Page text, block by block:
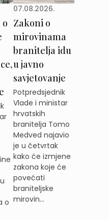
o
07.08.2026.
Zakoni o
mirovinama
branitelja idu
u javno
savjetovanje
Potpredsjednik
Vlade i ministar
hrvatskih
branitelja Tomo
Medved najavio
je u četvrtak
kako će izmjene
zakona koje će
povećati
braniteljske
mirovin...